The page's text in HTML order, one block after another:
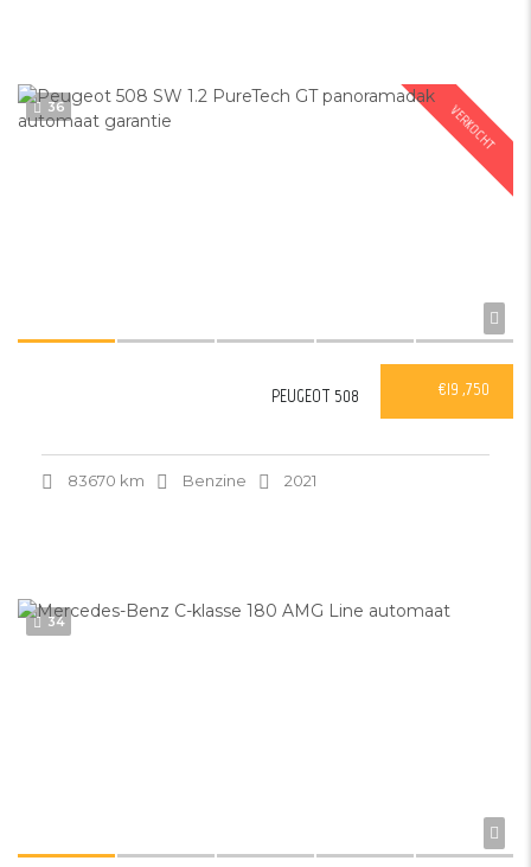
VERKOCHT
36
€19 ,750
PEUGEOT 508
83670 km Benzine 2021
34